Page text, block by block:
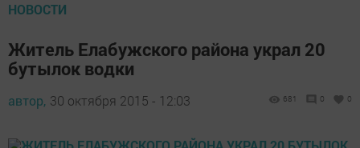
НОВОСТИ
Житель Елабужского района украл 20
бутылок водки
автор, 30 октября 2015 - 12:03 681 0 0